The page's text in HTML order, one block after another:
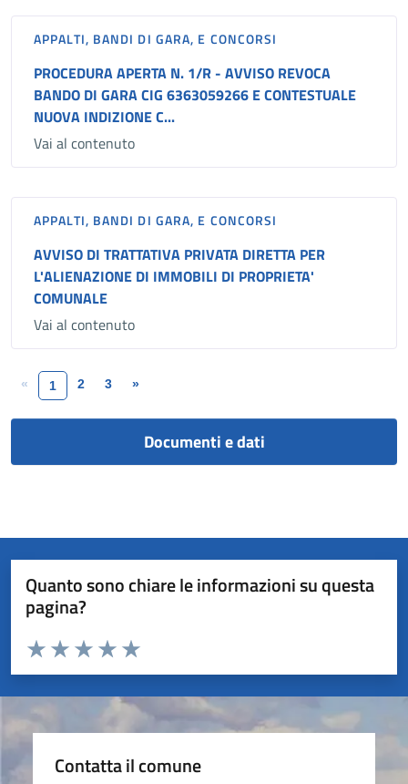
APPALTI, BANDI DI GARA, E CONCORSI
PROCEDURA APERTA N. 1/R - AVVISO REVOCA
BANDO DI GARA CIG 6363059266 E CONTESTUALE
NUOVA INDIZIONE C...
Vai al contenuto
APPALTI, BANDI DI GARA, E CONCORSI
AVVISO DI TRATTATIVA PRIVATA DIRETTA PER
L'ALIENAZIONE DI IMMOBILI DI PROPRIETA'
COMUNALE
Vai al contenuto
« 1 2 3 »
Documenti e dati
Quanto sono chiare le informazioni su questa
pagina?
Valuta da 1 a 5 stelle la pagina
Valuta 5 stelle su 5
Valuta 4 stelle su 5
Valuta 3 stelle su 5
Valuta 2 stelle su 5
Valuta 1 stelle su 5
Contatta il comune